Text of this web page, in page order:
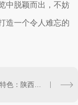
中脱颖而出，不妨
造一个令人难忘的